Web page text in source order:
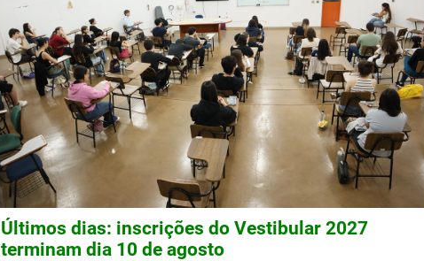
Últimos dias: inscrições do Vestibular 2027
terminam dia 10 de agosto